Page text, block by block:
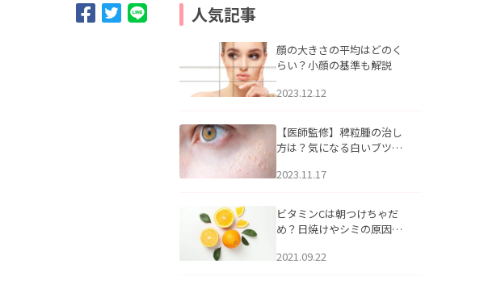
人気記事
顔の大きさの平均はどのく
らい？小顔の基準も解説
2023.12.12
【医師監修】稗粒腫の治し
方は？気になる白いブツブ
アについて
2023.11.17
ビタミンCは朝つけちゃだ
め？日焼けやシミの原因に
2021.09.22